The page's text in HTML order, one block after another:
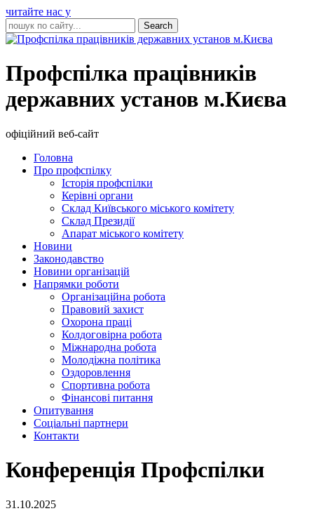
читайте нас у
Профспілка працівників
державних установ м.Києва
офіційний веб-сайт
Головна
Про профспілку
Історія профспілки
Керівні органи
Склад Київського міського комітету
Склад Президії
Апарат міського комітету
Новини
Законодавство
Новини організацій
Напрямки роботи
Організаційна робота
Правовий захист
Охорона праці
Колдоговірна робота
Міжнародна робота
Молодіжна політика
Оздоровлення
Спортивна робота
Фінансові питання
Опитування
Соціальні партнери
Контакти
Конференція Профспілки
31.10.2025